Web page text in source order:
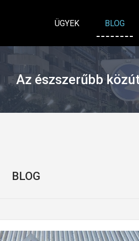
ÜGYEK BLOG
Az észszerűbb
BLOG